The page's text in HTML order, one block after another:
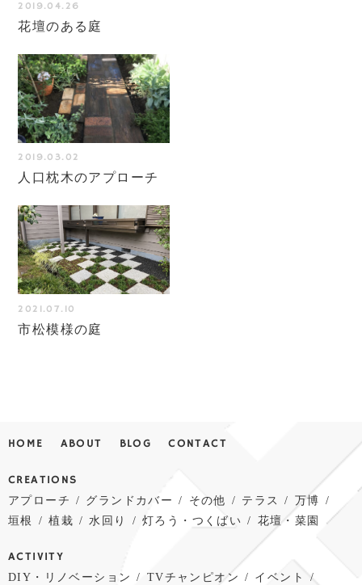
2019.04.26
花壇のある庭
2019.03.02
人口枕木のアプローチ
2021.07.10
市松模様の庭
HOME ABOUT BLOG CONTACT
CREATIONS
アプローチ グランドカバー その他 テラス
万博
垣根
植栽 水回り 灯ろう・つくばい 花壇・菜園
ACTIVITY
DIY・リノベーション TVチャンピオン イベント